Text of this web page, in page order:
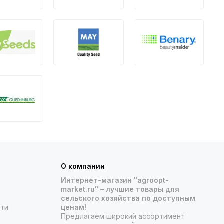
О компании
Интернет-магазин "agroopt-
market.ru" – лучшие товары для
сельского хозяйства по доступным
ценам!
Предлагаем широкий ассортимент